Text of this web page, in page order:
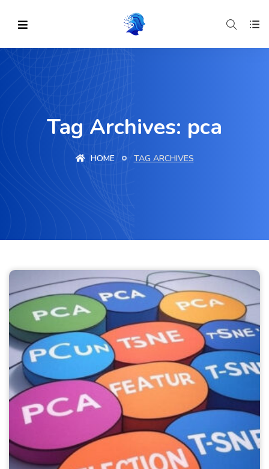
Tag Archives: pca
HOME TAG ARCHIVES